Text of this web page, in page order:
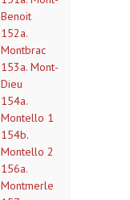
Benoit
152a.
Montbrac
153a. Mont-
Dieu
154a.
Montello 1
154b.
Montello 2
156a.
Montmerle